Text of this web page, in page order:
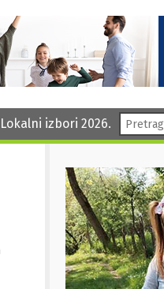
Lokalni izbori 2026. Pretraga: